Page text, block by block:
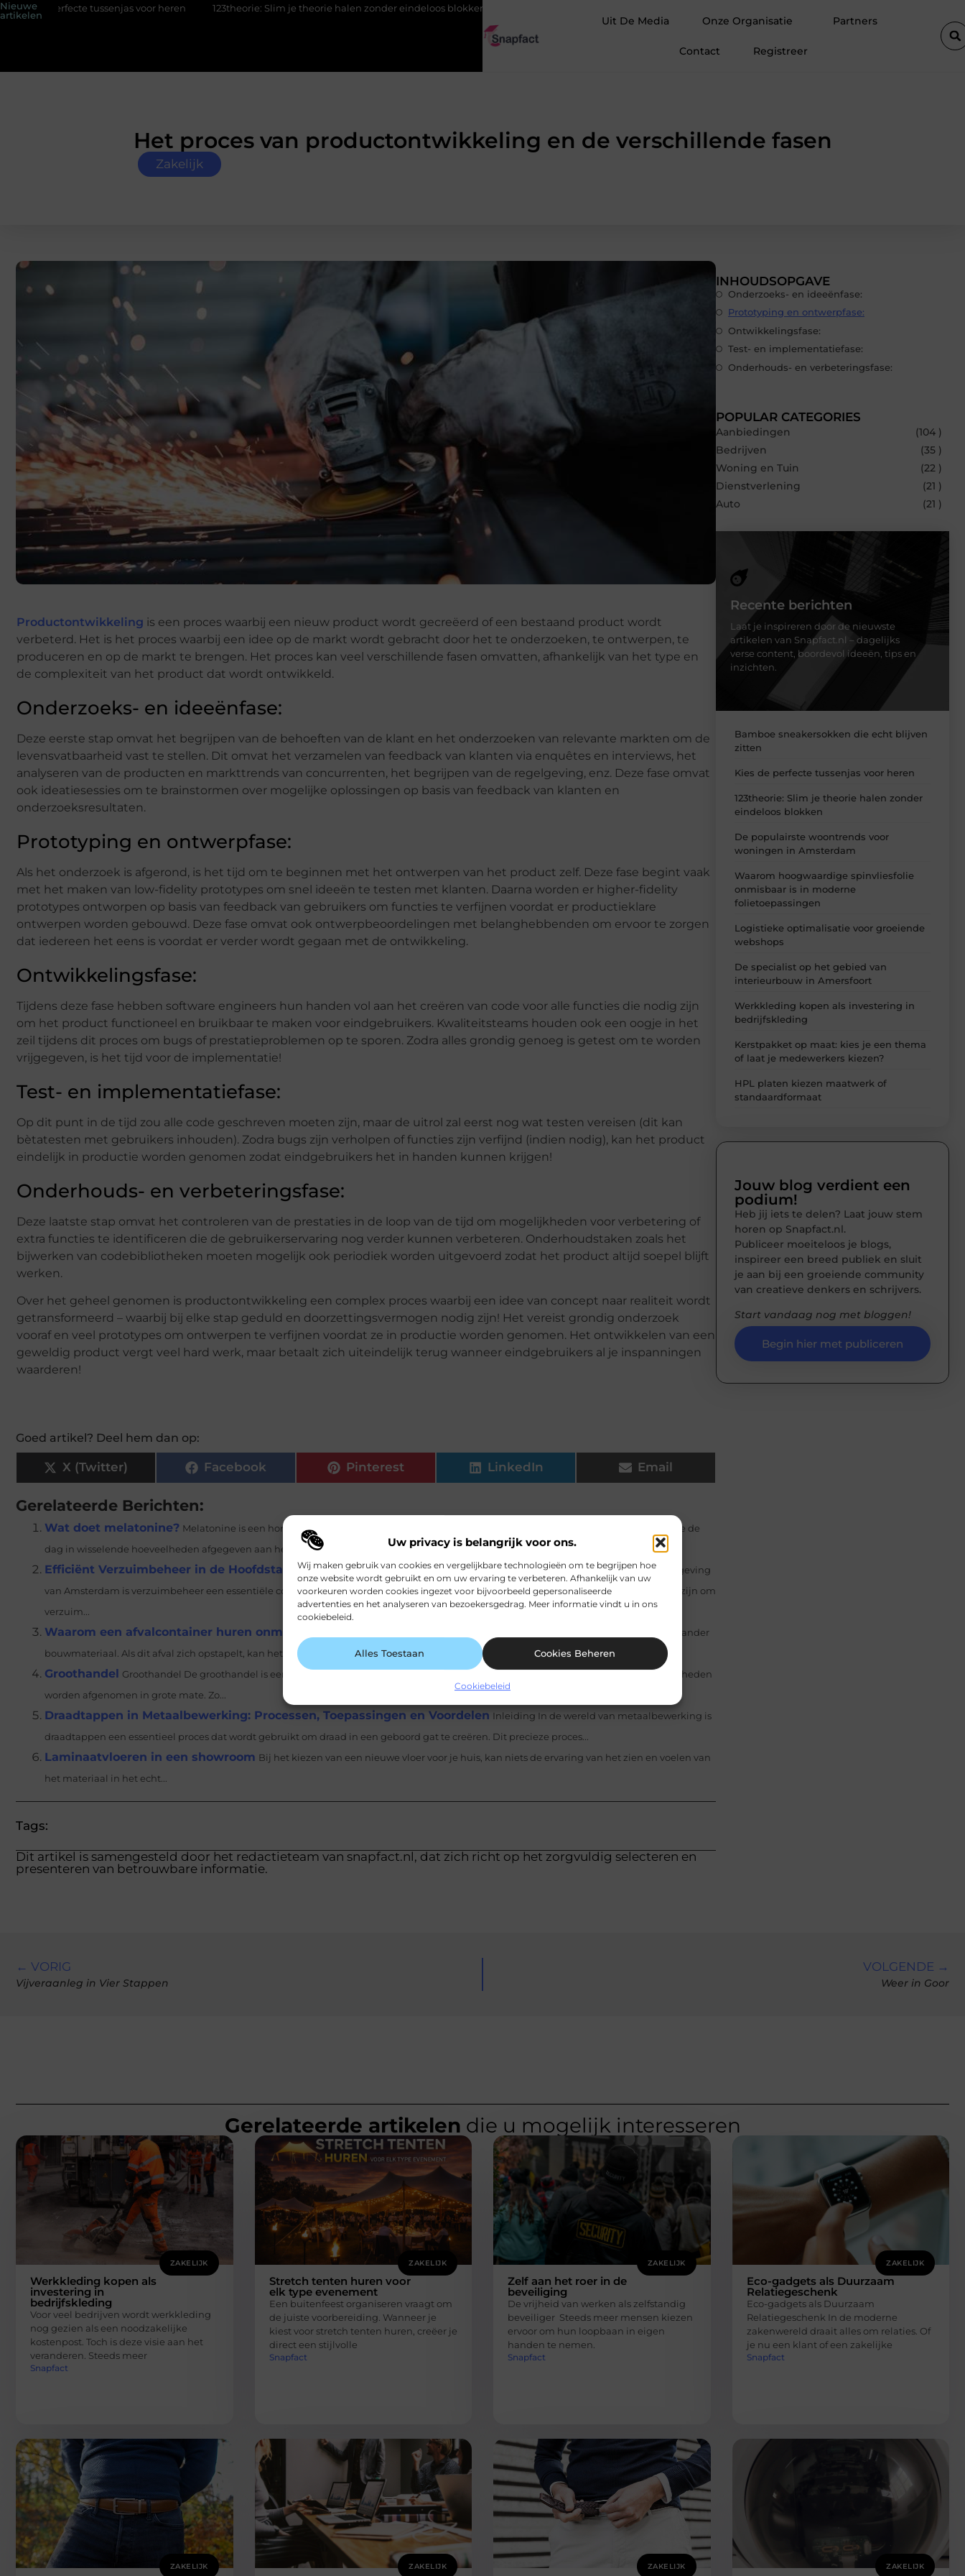
Uw privacy is belangrijk voor ons.
Wij maken gebruik van cookies en vergelijkbare technologieën om te begrijpen hoe
onze website wordt gebruikt en om uw ervaring te verbeteren. Afhankelijk van uw
voorkeuren worden cookies ingezet voor bijvoorbeeld gepersonaliseerde
advertenties en het analyseren van bezoekersgedrag. Meer informatie vindt u in ons
cookiebeleid.
Alles Toestaan Cookies Beheren
Cookiebeleid
Nieuwe
artikelen
voor heren 123theorie: Slim je theorie halen zonder eindeloos blokken De populairste woontrends voor woningen in Amsterdam
Uit De Media Onze Organisatie Partners
Contact Registreer
Het proces van productontwikkeling en de verschillende fasen
Zakelijk
Productontwikkeling is een proces waarbij een nieuw product wordt gecreëerd of een bestaand product wordt
verbeterd. Het is het proces waarbij een idee op de markt wordt gebracht door het te onderzoeken, te ontwerpen, te
produceren en op de markt te brengen. Het proces kan veel verschillende fasen omvatten, afhankelijk van het type en
de complexiteit van het product dat wordt ontwikkeld.
Onderzoeks- en ideeënfase:
Deze eerste stap omvat het begrijpen van de behoeften van de klant en het onderzoeken van relevante markten om de
levensvatbaarheid vast te stellen. Dit omvat het verzamelen van feedback van klanten via enquêtes en interviews, het
analyseren van de producten en markttrends van concurrenten, het begrijpen van de regelgeving, enz. Deze fase omvat
ook ideatiesessies om te brainstormen over mogelijke oplossingen op basis van feedback van klanten en
onderzoeksresultaten.
Prototyping en ontwerpfase:
Als het onderzoek is afgerond, is het tijd om te beginnen met het ontwerpen van het product zelf. Deze fase begint vaak
met het maken van low-fidelity prototypes om snel ideeën te testen met klanten. Daarna worden er higher-fidelity
prototypes ontworpen op basis van feedback van gebruikers om functies te verfijnen voordat er productieklare
ontwerpen worden gebouwd. Deze fase omvat ook ontwerpbeoordelingen met belanghebbenden om ervoor te zorgen
dat iedereen het eens is voordat er verder wordt gegaan met de ontwikkeling.
Ontwikkelingsfase:
Tijdens deze fase hebben software engineers hun handen vol aan het creëren van code voor alle functies die nodig zijn
om het product functioneel en bruikbaar te maken voor eindgebruikers. Kwaliteitsteams houden ook een oogje in het
zeil tijdens dit proces om bugs of prestatieproblemen op te sporen. Zodra alles grondig genoeg is getest om te worden
vrijgegeven, is het tijd voor de implementatie!
Test- en implementatiefase:
Op dit punt in de tijd zou alle code geschreven moeten zijn, maar de uitrol zal eerst nog wat testen vereisen (dit kan
bètatesten met gebruikers inhouden). Zodra bugs zijn verholpen of functies zijn verfijnd (indien nodig), kan het product
eindelijk in productie worden genomen zodat eindgebruikers het in handen kunnen krijgen!
Onderhouds- en verbeteringsfase:
Deze laatste stap omvat het controleren van de prestaties in de loop van de tijd om mogelijkheden voor verbetering of
extra functies te identificeren die de gebruikerservaring nog verder kunnen verbeteren. Onderhoudstaken zoals het
bijwerken van codebibliotheken moeten mogelijk ook periodiek worden uitgevoerd zodat het product altijd soepel blijft
werken.
Over het geheel genomen is productontwikkeling een complex proces waarbij een idee van concept naar realiteit wordt
getransformeerd – waarbij bij elke stap geduld en doorzettingsvermogen nodig zijn! Het vereist grondig onderzoek
vooraf en veel prototypes om ontwerpen te verfijnen voordat ze in productie worden genomen. Het ontwikkelen van een
geweldig product vergt veel hard werk, maar betaalt zich uiteindelijk terug wanneer eindgebruikers al je inspanningen
waarderen!
Goed artikel? Deel hem dan op:
X (Twitter) Facebook Pinterest LinkedIn Email
Gerelateerde Berichten:
Wat doet melatonine? Melatonine is een hormoon, dat van nature ook door het lichaam wordt aangemaakt. Het wordt gedurende de
dag in wisselende hoeveelheden afgegeven aan het bloed...
Efficiënt Verzuimbeheer in de Hoofdstad Ontdek de Kracht van Arbodienst Amsterdam In de dynamische omgeving
van Amsterdam is verzuimbeheer een essentiële component voor bedrijven die streven naar succes. Het kan een behoorlijke uitdaging zijn om
verzuim...
Waarom een afvalcontainer huren onmisbaar is
Tijdens een verbouwing ontstaat er veel afval, zoals puin, hout, metaal en ander
bouwmateriaal. Als dit afval zich opstapelt, kan het een gevaar vormen voor...
Groothandel Groothandel De groothandel is een partij wat gelegen ligt tussen de fabrikant en de detailhandel of horeca. De hoeveelheden
worden afgenomen in grote mate. Zo...
Draadtappen in Metaalbewerking: Processen, Toepassingen en Voordelen
Inleiding In de wereld van metaalbewerking is
draadtappen een essentieel proces dat wordt gebruikt om draad in een geboord gat te creëren. Dit precieze proces...
Laminaatvloeren in een showroom Bij het kiezen van een nieuwe vloer voor je huis, kan niets de ervaring van het zien en voelen van
het materiaal in het echt...
Tags:
Dit artikel is samengesteld door het redactieteam van snapfact.nl, dat zich richt op het zorgvuldig selecteren en
presenteren van betrouwbare informatie.
INHOUDSOPGAVE
Onderzoeks- en ideeënfase:
Prototyping en ontwerpfase:
Ontwikkelingsfase:
Test- en implementatiefase:
Onderhouds- en verbeteringsfase:
POPULAR CATEGORIES
Aanbiedingen
(104 )
Bedrijven
(35 )
Woning en Tuin
(22 )
Dienstverlening
(21 )
Auto
(21 )
Recente berichten
Laat je inspireren door de nieuwste
artikelen van Snapfact.nl – dagelijks
verse content, boordevol ideeën, tips en
inzichten.
Bamboe sneakersokken die echt blijven
zitten
Kies de perfecte tussenjas voor heren
123theorie: Slim je theorie halen zonder
eindeloos blokken
De populairste woontrends voor
woningen in Amsterdam
Waarom hoogwaardige spinvliesfolie
onmisbaar is in moderne
folietoepassingen
Logistieke optimalisatie voor groeiende
webshops
De specialist op het gebied van
interieurbouw in Amersfoort
Werkkleding kopen als investering in
bedrijfskleding
Kerstpakket op maat: kies je een thema
of laat je medewerkers kiezen?
HPL platen kiezen maatwerk of
standaardformaat
Jouw blog verdient een
podium!
Heb jij iets te delen? Laat jouw stem
horen op Snapfact.nl.
Publiceer moeiteloos je blogs,
inspireer een breed publiek en sluit
je aan bij een groeiende community
van creatieve denkers en schrijvers.
Start vandaag nog met bloggen!
Begin hier met publiceren
← VORIG
Vijveraanleg in Vier Stappen
VOLGENDE →
Weer in Goor
Gerelateerde artikelen die u mogelijk interesseren
ZAKELIJK
Werkkleding kopen als
investering in
bedrijfskleding
Voor veel bedrijven wordt werkkleding
nog gezien als een noodzakelijke
kostenpost. Toch is deze visie aan het
veranderen. Steeds meer
Snapfact
ZAKELIJK
Stretch tenten huren voor
elk type evenement
Een buitenfeest organiseren vraagt om
de juiste voorbereiding. Wanneer je
kiest voor stretch tenten huren, creëer je
direct een stijlvolle
Snapfact
ZAKELIJK
Zelf aan het roer in de
beveiliging
De vrijheid van werken als zelfstandig
beveiliger Steeds meer mensen kiezen
ervoor om hun loopbaan in eigen
handen te nemen.
Snapfact
ZAKELIJK
Eco-gadgets als Duurzaam
Relatiegeschenk
Eco-gadgets als Duurzaam
Relatiegeschenk In de moderne
zakenwereld draait alles om relaties. Of
je nu een klant of een zakelijke
Snapfact
ZAKELIJK ZAKELIJK ZAKELIJK ZAKELIJK